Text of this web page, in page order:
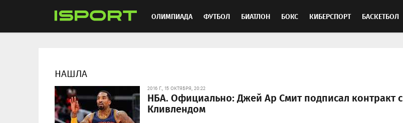
ОЛИМПИАДА ФУТБОЛ БИАТЛОН БОКС КИБЕРСПОРТ БАСКЕТБОЛ
НАШЛА
2016 Г., 15 ОКТЯБРЯ, 20:22
НБА. Официально: Джей Ар Смит подписал контракт с
Кливлендом